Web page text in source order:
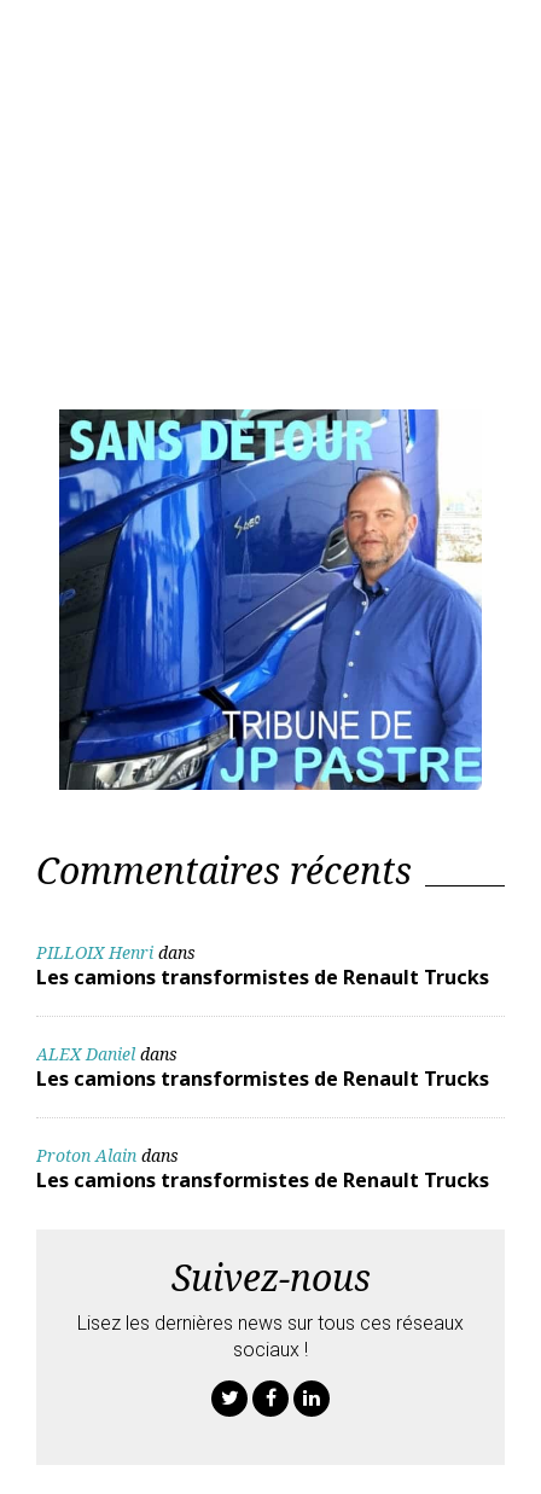
Commentaires récents
PILLOIX Henri dans
Les camions transformistes de Renault Trucks
ALEX Daniel dans
Les camions transformistes de Renault Trucks
Proton Alain dans
Les camions transformistes de Renault Trucks
Suivez-nous
Lisez les dernières news sur tous ces réseaux
sociaux !